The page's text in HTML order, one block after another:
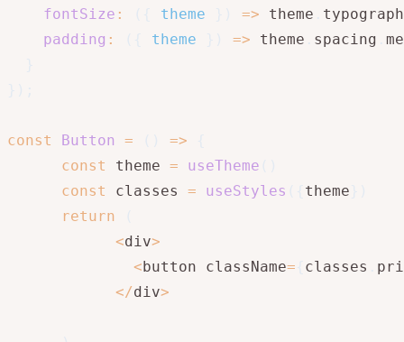
fontSize : theme => theme
padding : theme => theme spacing
const Button = =>
const
theme = useTheme
const
classes = useStyles theme
return
<div>
<button className= classes
</div>